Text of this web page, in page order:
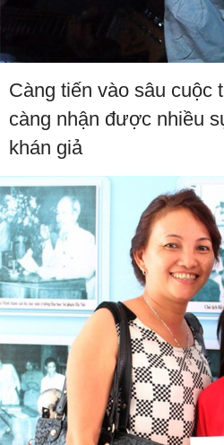
Càng tiến vào sâu cuộc
càng nhận được nhiều
khán giả